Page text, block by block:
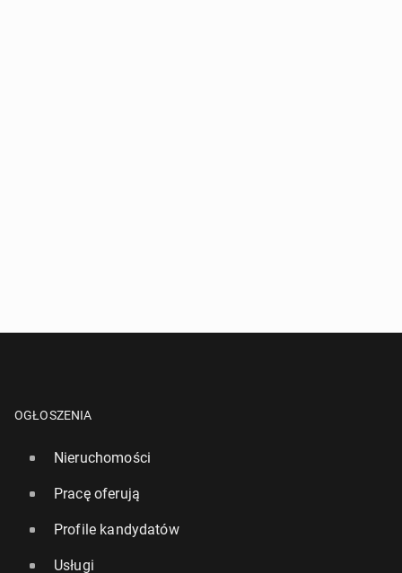
OGŁOSZENIA
Nieruchomości
Pracę oferują
Profile kandydatów
Usługi